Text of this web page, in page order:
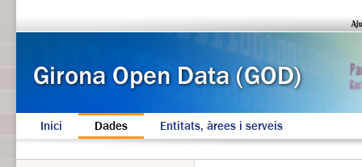
Inici Dades Entitats, àrees i serveis